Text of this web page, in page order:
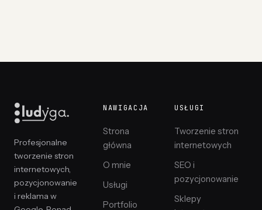
Profesjonalne
tworzenie stron
internetowych,
pozycjonowanie
i reklama w
NAWIGACJA
Strona
główna
O mnie
Usługi
Portfolio
USŁUGI
Tworzenie stron
internetowych
SEO i
pozycjonowanie
Sklepy